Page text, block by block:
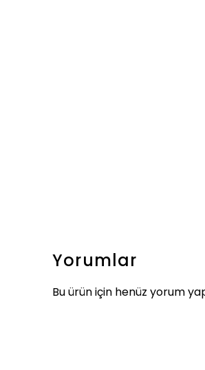
Yorumlar
Bu ürün için henüz yorum